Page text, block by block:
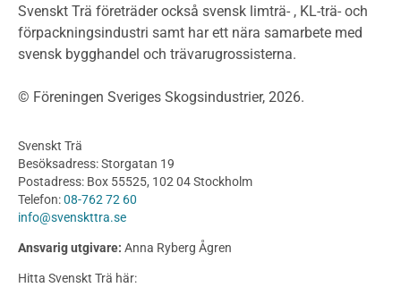
Byggsystem
Fasadsystem i skivmaterial
Bullerskärmar och andra utomhuskonstruktioner
Byggnation och utförande
Utförande
Produkter
Konstruktionsvirke
Konstruktionsvirke Behandlat
Konstruktionsvirke Fingerskarvat
Svenskt Trä företräder också svensk limträ- , KL-trä- och
förpackningsindustri samt har ett nära samarbete med
svensk bygghandel och trävarugrossisterna.
© Föreningen Sveriges Skogsindustrier, 2026.
Svenskt Trä
Besöksadress: Storgatan 19
Postadress: Box 55525, 102 04 Stockholm
Telefon:08-762 72 60
info@svenskttra.se
Ansvarig utgivare: Anna Ryberg Ågren
Hitta Svenskt Trä här: